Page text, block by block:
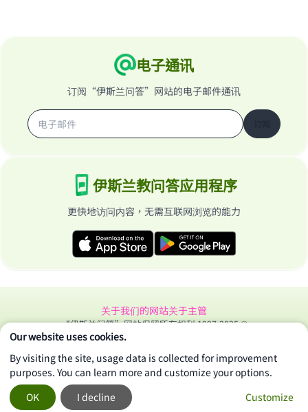
电子通讯
订阅“伊斯兰问答”网站的电子邮件通讯
伊斯兰教问答应用程序
更快地访问内容，无需互联网浏览的能力
关于我们的网站关于主管
“伊斯兰问答”网站保留所有权利 1997-2025 ©
Our website uses cookies.
By visiting the site, usage data is collected for improvement
purposes. You can learn more and customize your options.
Customize
I decline
OK